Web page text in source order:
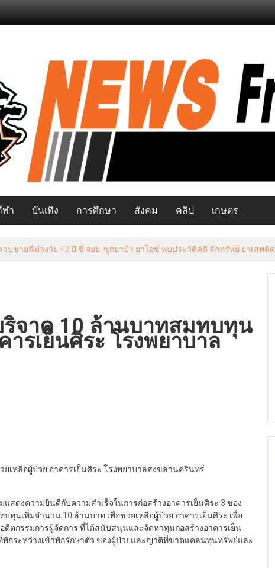
ฬา บันเทิง การศึกษา สังคม คลิป เกษตร
วบชายฉี่ม่วงวัย 42 ปี ขี่ จยย. ซุกยาบ้า ยาไอซ์ พบประวัติคดี ลักทรัพย์ ยาเสพติด
จาค 10 ล้านบาทสมทบทุน
รเย็นศิระ โรงพยาบาล
เหลือผู้ป่วย อาคารเย็นศิระ โรงพยาบาลสงขลานครินทร์
สดงความยินดีกับความสำเร็จในการก่อสร้างอาคารเย็นศิระ 3 ของ
ทุนเพิ่มจำนวน 10 ล้านบาท เพื่อช่วยเหลือผู้ป่วย อาคารเย็นศิระ เพื่อ
ดีตกรรมการผู้จัดการ ที่ได้สนับสนุนและจัดหาทุนก่อสร้างอาคารเย็น
พักระหว่างเข้าพักรักษาตัว ของผู้ป่วยและญาติที่ขาดแคลนทุนทรัพย์และ